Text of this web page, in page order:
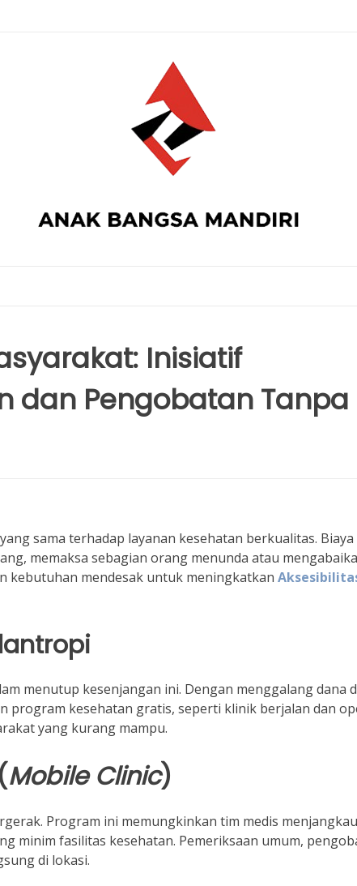
Inisiatif
dan Pengobatan Tanpa
sama terhadap layanan kesehatan berkualitas. Biaya
memaksa sebagian orang menunda atau
kebutuhan mendesak untuk meningkatkan
menutup kesenjangan ini. Dengan menggalang dana
program kesehatan gratis, seperti klinik berjalan dan
yang kurang mampu.
Mobile Clinic)
Program ini memungkinkan tim medis menjangkau
minim fasilitas kesehatan. Pemeriksaan umum,
di lokasi.